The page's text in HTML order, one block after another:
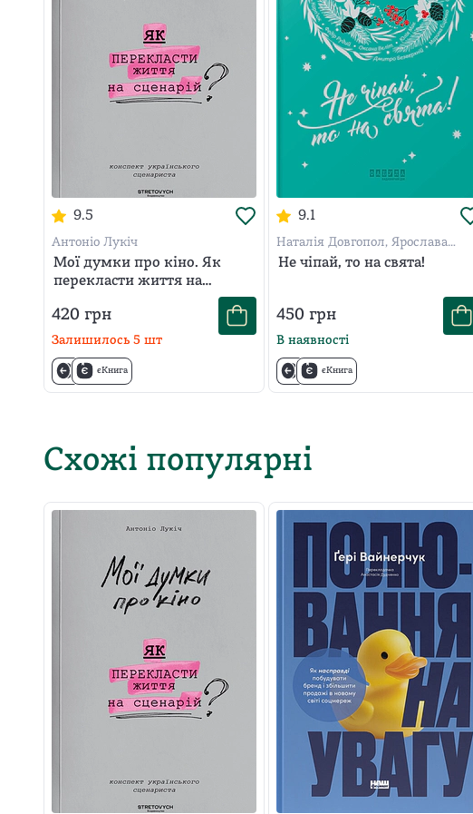
9.5
Антоніо Лукіч
Мої думки про кіно. Як
перекласти життя на
420 грн
Залишилось 5 шт
єКнига
9.1
Наталія Довгопол, Ярослава
Литвин, Марина Єщенко
Не чіпай, то на свята!
450 грн
В наявності
єКнига
Схожі популярні